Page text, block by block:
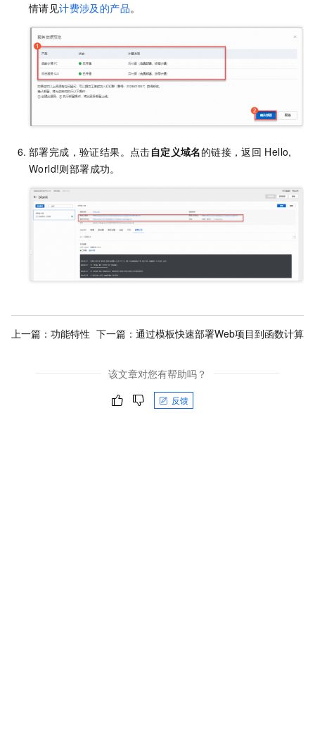
情请见计费涉及的产品。
部署完成，验证结果。点击自定义域名的链接，返回 Hello,
World!则部署成功。
上一篇： 功能特性 下一篇： 通过模板快速部署Web项目到函数计算
该文章对您有帮助吗？
反馈